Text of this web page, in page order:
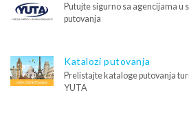
Putujte sigurno sa agencijama u
putovanja
Katalozi putovanja
Prelistajte kataloge putovanja
YUTA